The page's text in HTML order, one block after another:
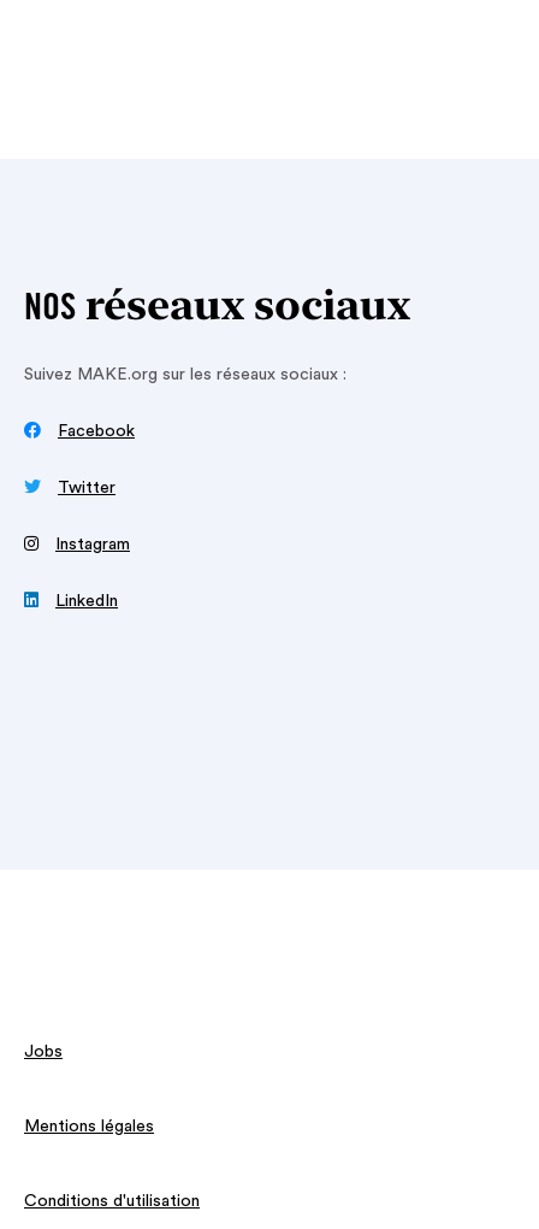
NOS réseaux sociaux
Suivez MAKE.org sur les réseaux sociaux :
 Facebook
 Twitter
‍ Instagram
 LinkedIn
Jobs
Mentions légales
Conditions d'utilisation